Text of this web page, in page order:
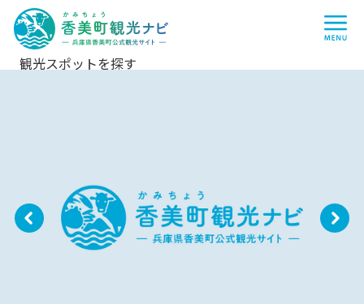
香
美
町
観
光
ナ
町
公
式
観
光
サ
イ
観光スポットを探す
P N